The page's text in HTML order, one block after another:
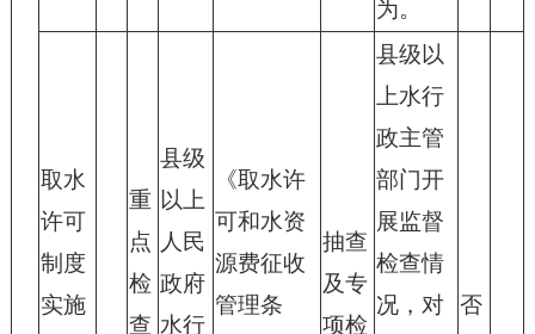
为。
取水
许可
制度
实施
重
点
检
查
县级
以上
人民
政府
水行
《取水许
可和水资
源费征收
管理条
抽查
及专
项检
县级以
上水行
政主管
部门开
展监督
检查情
况，对
否